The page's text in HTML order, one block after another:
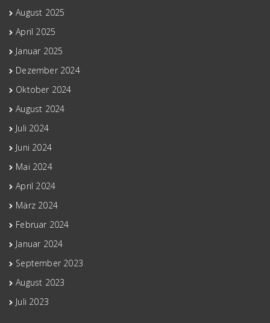
August 2025
April 2025
Januar 2025
Dezember 2024
Oktober 2024
August 2024
Juli 2024
Juni 2024
Mai 2024
April 2024
März 2024
Februar 2024
Januar 2024
September 2023
August 2023
Juli 2023